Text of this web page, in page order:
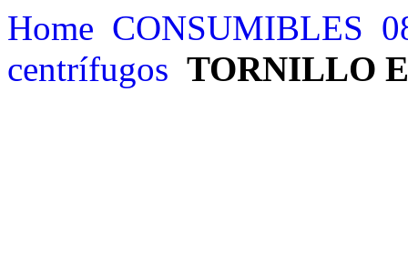
Home CONSUMIBLES
centrífugos TORNILLO